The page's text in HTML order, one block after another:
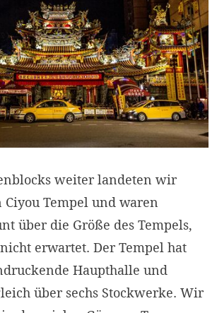
weiter landeten wir
Ciyou Tempel und waren
über die Größe des Tempels,
erwartet. Der Tempel hat
Haupthalle und
über sechs Stockwerke. Wir